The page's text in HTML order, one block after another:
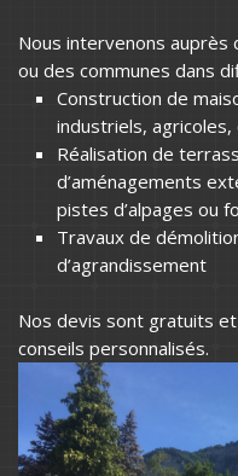
Nous intervenons
ou des communes dans
Construction de
industriels,
Réalisation de
d’aménagements
pistes d’alpages ou
Travaux de
d’agrandissement
Nos devis sont gratuits
conseils personnalisés.